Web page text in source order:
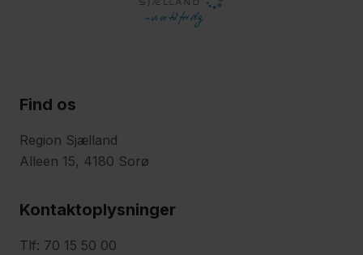
Find os
Region Sjælland
Alleen 15, 4180 Sorø
Kontaktoplysninger
Tlf: 70 15 50 00